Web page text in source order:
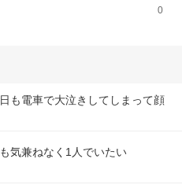
0
も電車で大泣きしてしまって顔
気兼ねなく1人でいたい